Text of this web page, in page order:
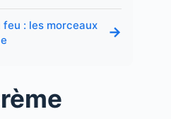
: les morceaux
→